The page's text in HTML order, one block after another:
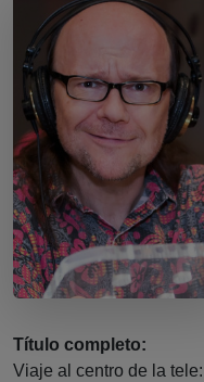
Título completo:
Viaje al centro de la